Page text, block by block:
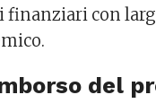
con
del